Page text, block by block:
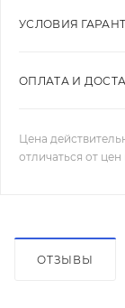
УСЛОВИЯ
ОПЛАТА И
Цена
отличаться от
ОТЗЫВЫ